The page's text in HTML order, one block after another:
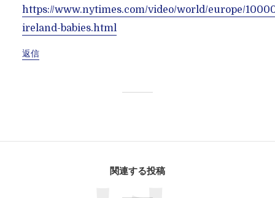
https://www.nytimes.com/video/world/europe/
ireland-babies.html
返信
関連する投稿